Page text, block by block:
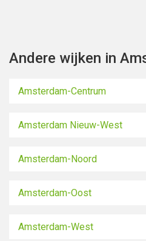
Andere wijken in
Amsterdam-Centrum
Amsterdam Nieuw-West
Amsterdam-Noord
Amsterdam-Oost
Amsterdam-West